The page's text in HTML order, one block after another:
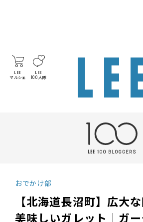
LEE
マルシェ
LEE
100人隊
おでかけ部
【北海道長沼町】広大
美味しいガレット｜ガ